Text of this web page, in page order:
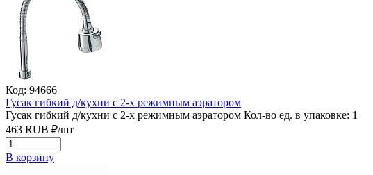
Код: 94666
Гусак гибкий д/кухни с 2-х режимным аэратором
Гусак гибкий д/кухни с 2-х режимным аэратором Кол-во ед. в упаковке: 1
463 RUB ₽/шт
В корзину